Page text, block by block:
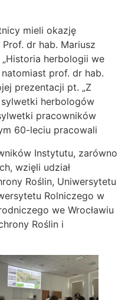
mieli okazję
dr hab. Mariusz
„Historia herbologii we
natomiast prof. dr hab.
prezentacji pt. „Z
herbologów
pracowników
60-leciu pracowali
Instytutu, zarówno
wzięli udział
Roślin, Uniwersytetu
Rolniczego w
we Wrocławiu
Roślin i